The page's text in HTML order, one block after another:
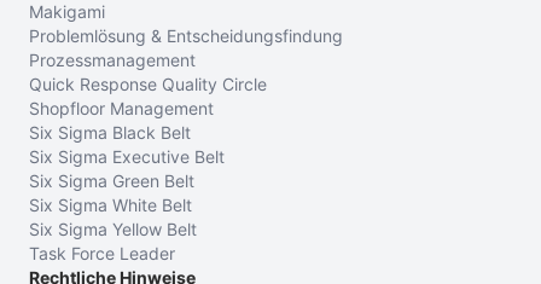
Makigami
Problemlösung & Entscheidungsfindung
Prozessmanagement
Quick Response Quality Circle
Shopfloor Management
Six Sigma Black Belt
Six Sigma Executive Belt
Six Sigma Green Belt
Six Sigma White Belt
Six Sigma Yellow Belt
Task Force Leader
Rechtliche Hinweise